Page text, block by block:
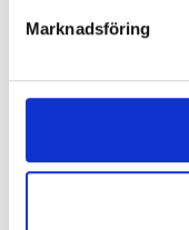
Marknadsföring
REPORTAGE